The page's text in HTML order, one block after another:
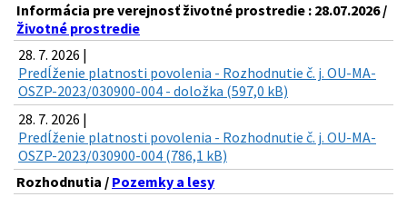
Informácia pre verejnosť životné prostredie : 28.07.2026 /
Životné prostredie
28. 7. 2026 |
Predĺženie platnosti povolenia - Rozhodnutie č. j. OU-MA-
OSZP-2023/030900-004 - doložka (597,0 kB)
28. 7. 2026 |
Predĺženie platnosti povolenia - Rozhodnutie č. j. OU-MA-
OSZP-2023/030900-004 (786,1 kB)
Rozhodnutia / Pozemky a lesy